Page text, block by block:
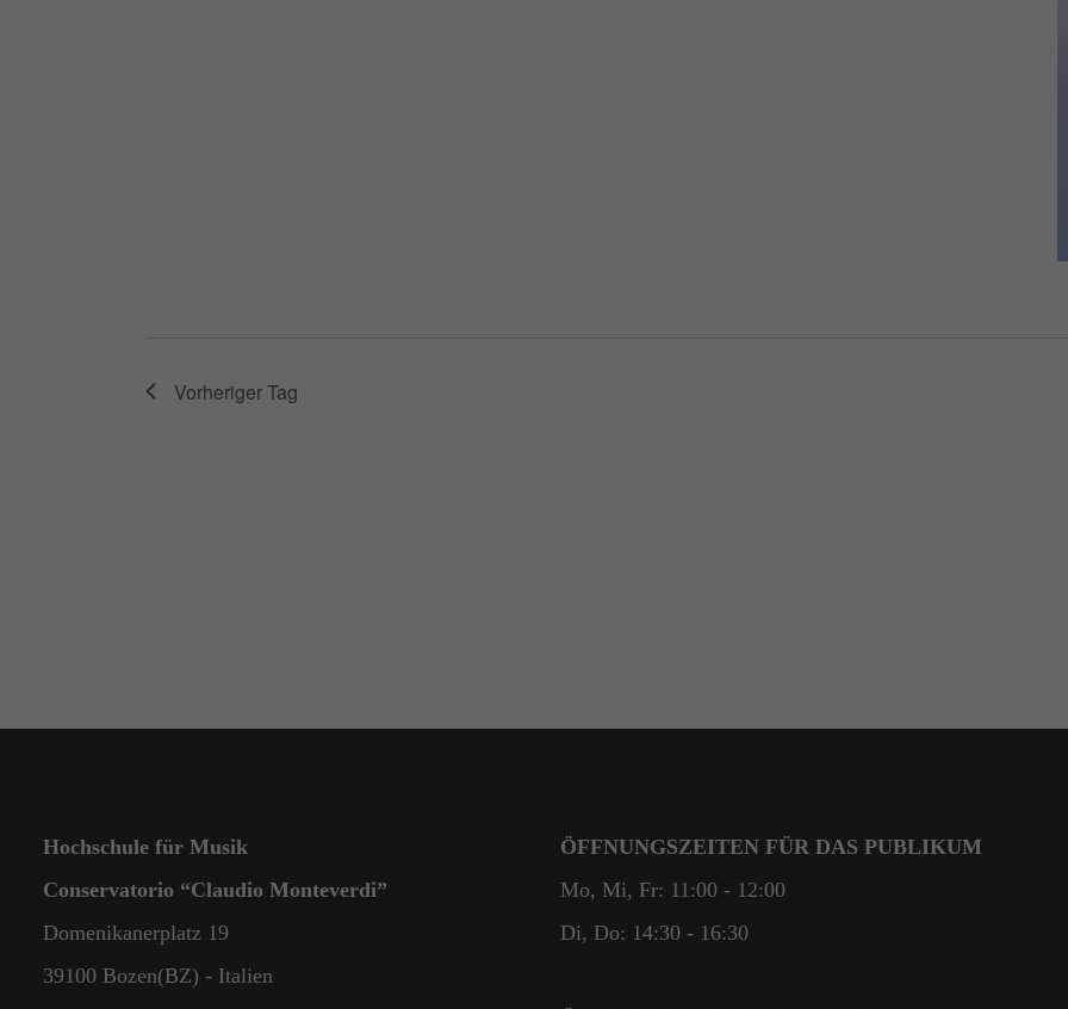
Vorheriger Tag
Hochschule für Musik
Conservatorio “Claudio Monteverdi”
Domenikanerplatz 19
39100 Bozen(BZ) - Italien
ÖFFNUNGSZEITEN FÜR DAS PUBLIKUM
Mo, Mi, Fr: 11:00 - 12:00
Di, Do: 14:30 - 16:30